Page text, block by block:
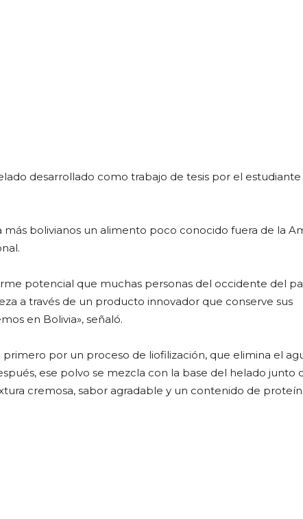
desarrollado como trabajo de tesis por el estudiante
más bolivianos un alimento poco conocido fuera de la
potencial que muchas personas del occidente del
a través de un producto innovador que conserve sus
en Bolivia», señaló.
por un proceso de liofilización, que elimina el
ese polvo se mezcla con la base del helado junto
cremosa, sabor agradable y un contenido de